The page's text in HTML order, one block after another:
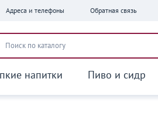
Адреса и телефоны Обратная связь
напитки Пиво и сидр